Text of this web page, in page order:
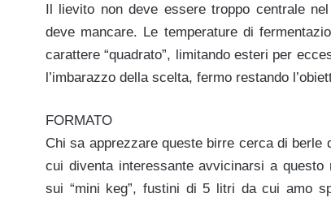
Il lievito non deve essere troppo centrale
deve mancare. Le temperature di
carattere “quadrato”, limitando esteri per
l’imbarazzo della scelta, fermo restando
FORMATO
Chi sa apprezzare queste birre cerca di
cui diventa interessante avvicinarsi a
sui “mini keg”, fustini di 5 litri da cui amo